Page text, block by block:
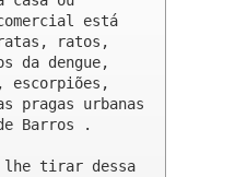
está
ratos,
da dengue,
escorpiões,
pragas urbanas
Barros .
lhe tirar dessa